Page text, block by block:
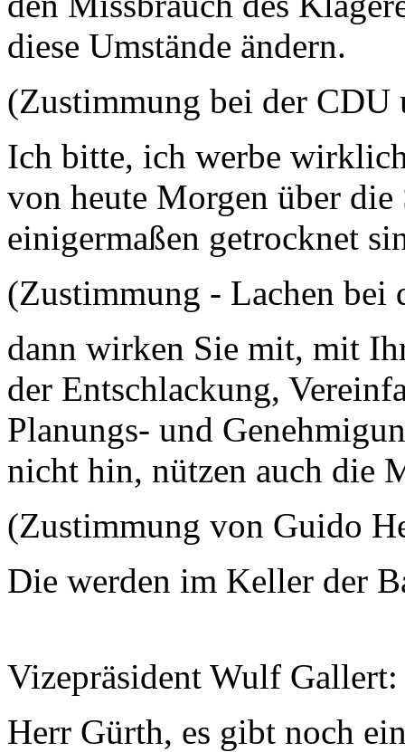
diese Umstände ändern.
(Zustimmung bei der CDU
Ich bitte, ich werbe
von heute Morgen über
einigermaßen getrocknet
(Zustimmung - Lachen bei
dann wirken Sie mit, mit
der Entschlackung,
Planungs- und
nicht hin, nützen auch die
(Zustimmung von Guido
Die werden im Keller der
Vizepräsident Wulf
Herr Gürth, es gibt noch